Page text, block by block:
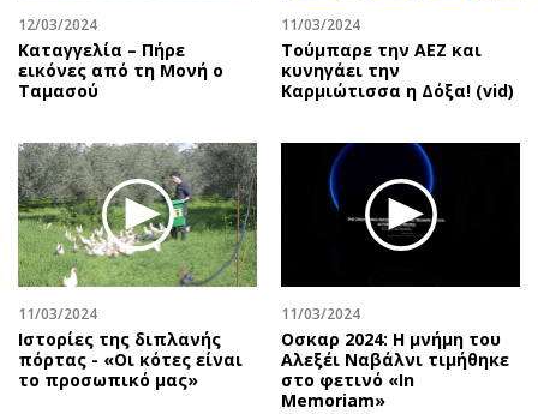
AstroBank Properties
Trends
Ενέργεια
Περιβάλλον
Ελλάδα
Κόσμος
Παράξενα
Πολιτισμός
Σινεμά
Θέατρο-Χορός
Μουσική
Περιβάλλον
Good Life
Γυναίκα
Ταξίδια
Συνταγές
Έξοδος
Εκπομπές
Wine routes
Podcasts
Uncut
12/03/2024
Καταγγελία – Πήρε
εικόνες από τη Μονή ο
Ταμασού
11/03/2024
Τούμπαρε την ΑΕΖ και
κυνηγάει την
Καρμιώτισσα η Δόξα! (vid)
11/03/2024
Ιστορίες της διπλανής
πόρτας - «Οι κότες είναι
το προσωπικό μας»
11/03/2024
Οσκαρ 2024: Η μνήμη του
Αλεξέι Ναβάλνι τιμήθηκε
στο φετινό «In
Memoriam»